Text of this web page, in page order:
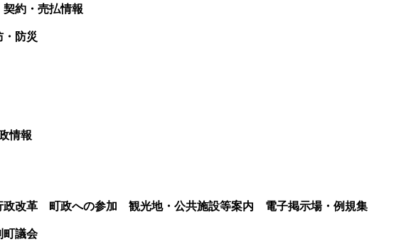
契約・売払情報
・防災
情報
政改革 町政への参加 観光地・公共施設等案内
電子掲示場・例規集
町議会